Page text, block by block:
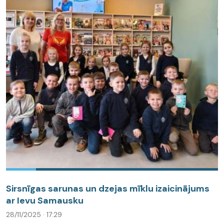
Sirsnīgas sarunas un dzejas mīklu izaicinājums
ar Ievu Samausku
28/11/2025 · 17:29